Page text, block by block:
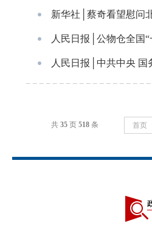
新华社│蔡奇看望慰问
人民日报│公物仓全国
人民日报│中共中央
共 35 页 518 条 首页